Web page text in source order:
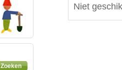
Niet
Zoeken